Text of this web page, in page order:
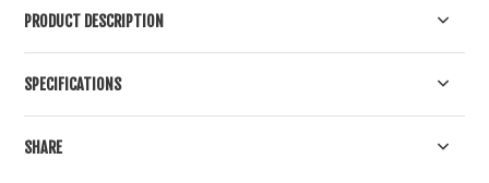
PRODUCT DESCRIPTION
SPECIFICATIONS
SHARE